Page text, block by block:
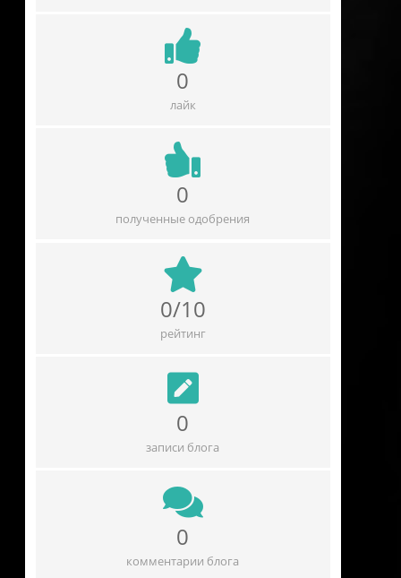
0
лайк
0
полученные одобрения
0/10
рейтинг
0
записи блога
0
комментарии блога